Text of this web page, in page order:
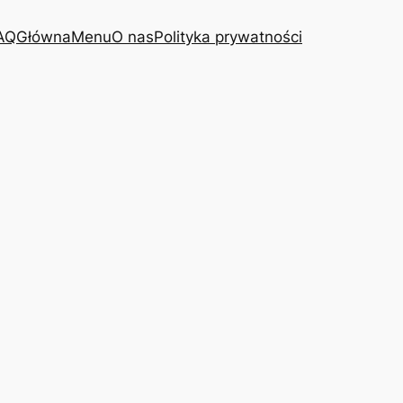
GłównaMenuO nasPolityka prywatności